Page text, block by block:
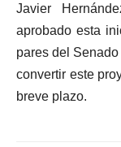
Javier
aprobado esta
pares del
convertir este
breve plazo.